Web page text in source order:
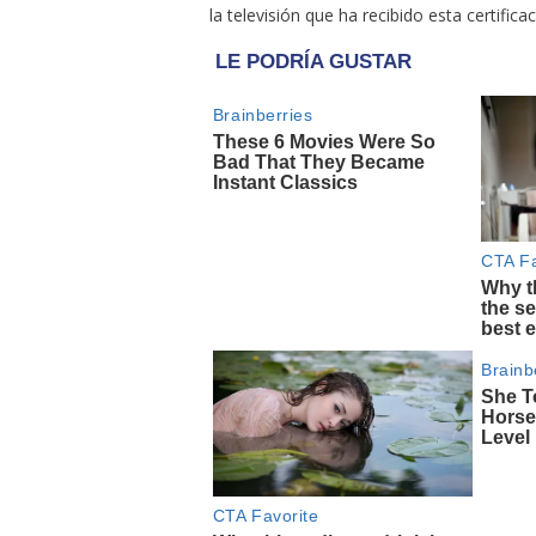
la televisión que ha recibido esta